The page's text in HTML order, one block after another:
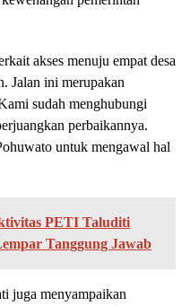
akses menuju empat desa
Jalan ini merupakan
sudah menghubungi
perbaikannya.
untuk mengawal hal
PETI Taluditi
Tanggung Jawab
juga menyampaikan